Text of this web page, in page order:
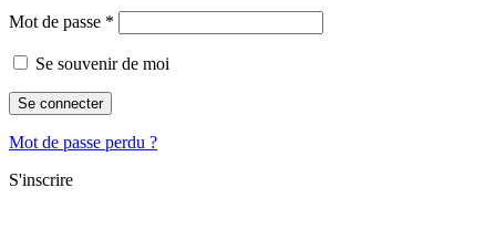
Mot de passe *
Se souvenir de moi
Se connecter
Mot de passe perdu ?
S'inscrire